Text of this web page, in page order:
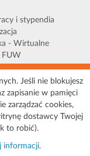
i stypendia
- Wirtualne
FUW
Cookies | Deklaracja
Geofizyki, ul. Pasteura 5,
Jeśli nie blokujesz
zapisanie w pamięci
zarządzać cookies,
dostawcy Twojej
to robić).
informacji.